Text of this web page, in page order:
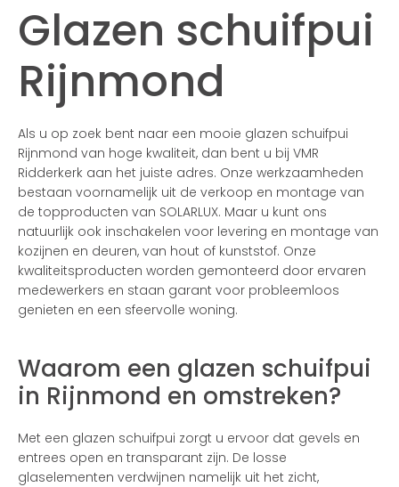
Glazen schuifpui
Rijnmond
Als u op zoek bent naar een mooie glazen schuifpui
Rijnmond van hoge kwaliteit, dan bent u bij VMR
Ridderkerk aan het juiste adres. Onze werkzaamheden
bestaan voornamelijk uit de verkoop en montage van
de topproducten van SOLARLUX. Maar u kunt ons
natuurlijk ook inschakelen voor levering en montage van
kozijnen en deuren, van hout of kunststof. Onze
kwaliteitsproducten worden gemonteerd door ervaren
medewerkers en staan garant voor probleemloos
genieten en een sfeervolle woning.
Waarom een glazen schuifpui
in Rijnmond en omstreken?
Met een glazen schuifpui zorgt u ervoor dat gevels en
entrees open en transparant zijn. De losse
glaselementen verdwijnen namelijk uit het zicht,